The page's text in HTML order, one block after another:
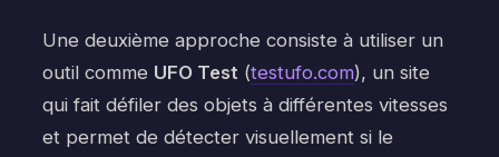
Une deuxième approche consiste à utiliser un
outil comme UFO Test (testufo.com), un site
qui fait défiler des objets à différentes vitesses
et permet de détecter visuellement si le